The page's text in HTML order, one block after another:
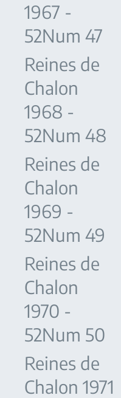
1967 -
52Num 47
Reines de
Chalon
1968 -
52Num 48
Reines de
Chalon
1969 -
52Num 49
Reines de
Chalon
1970 -
52Num 50
Reines de
Chalon 1971